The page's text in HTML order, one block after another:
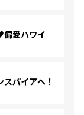
愛ハワイ
パイアへ！